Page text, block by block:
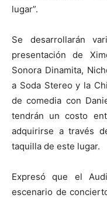
lugar”.
Se desarrollarán
presentación de
Sonora Dinamita,
a Soda Stereo y la
de comedia con
tendrán un costo
adquirirse a través
taquilla de este lugar.
Expresó que el
escenario de